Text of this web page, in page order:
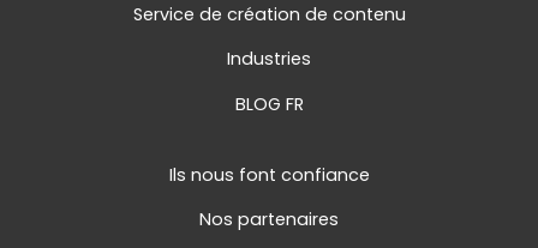
Service de création de contenu
Industries
BLOG FR
Ils nous font confiance
Nos partenaires